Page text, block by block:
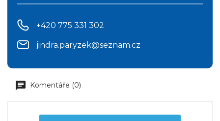
+420 775 331 302
jindra.paryzek@seznam.cz
Komentáře (0)